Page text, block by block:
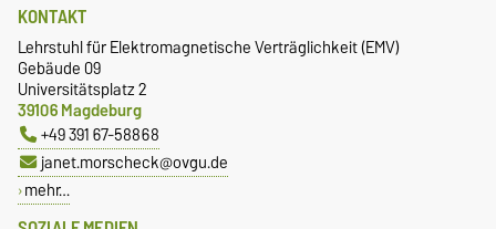
KONTAKT
Lehrstuhl für Elektromagnetische Verträglichkeit (EMV)
Gebäude 09
Universitätsplatz 2
39106 Magdeburg
+49 391 67-58868
janet.morscheck@ovgu.de
mehr…